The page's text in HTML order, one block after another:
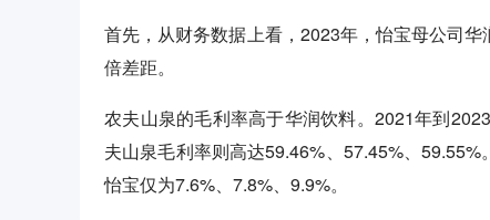
首先，从财务数据上看，2023年，怡宝母公司
倍差距。
农夫山泉的毛利率高于华润饮料。2021年到
夫山泉毛利率则高达59.46%、57.45%、
怡宝仅为7.6%、7.8%、9.9%。